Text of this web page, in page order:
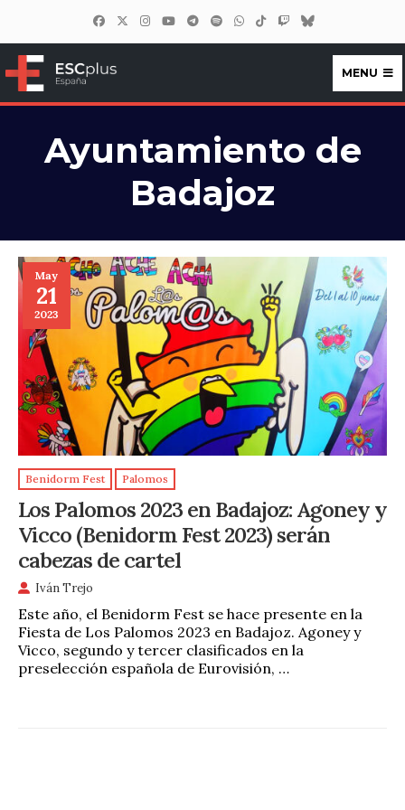
ESCplus España
MENU
Ayuntamiento de
Badajoz
May
21
2023
Benidorm Fest Palomos
Los Palomos 2023 en Badajoz: Agoney y
Vicco (Benidorm Fest 2023) serán
cabezas de cartel
Iván Trejo
Este año, el Benidorm Fest se hace presente en la
Fiesta de Los Palomos 2023 en Badajoz. Agoney y
Vicco, segundo y tercer clasificados en la
preselección española de Eurovisión, …